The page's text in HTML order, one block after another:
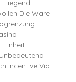
Fliegend
Die Ware
.
Einheit
Incentive Via